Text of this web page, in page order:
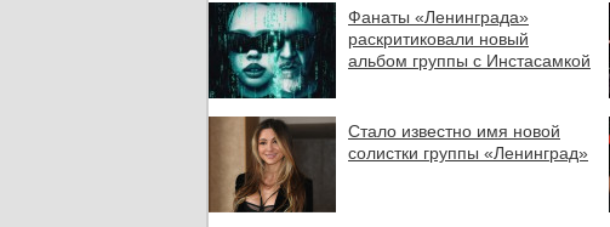
Фанаты «Ленинграда»
раскритиковали новый
альбом группы с Инстасамкой
Стало известно имя новой
солистки группы «Ленинград»